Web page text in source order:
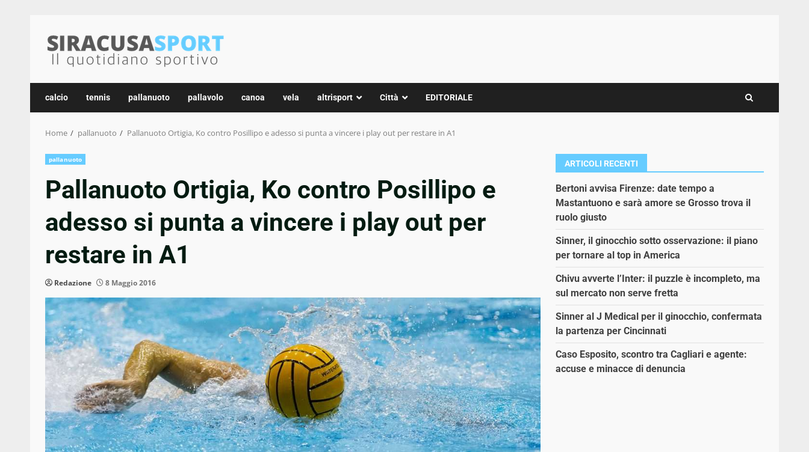
content
calcio tennis pallanuoto pallavolo canoa vela altrisport Città EDITORIALE
Home pallanuoto Pallanuoto Ortigia, Ko contro Posillipo e adesso si punta a vincere i play out per restare in A1
pallanuoto
Pallanuoto Ortigia, Ko contro Posillipo e
adesso si punta a vincere i play out per
restare in A1
Redazione 8 Maggio 2016
ARTICOLI RECENTI
Bertoni avvisa Firenze: date tempo a
Mastantuono e sarà amore se Grosso trova il
ruolo giusto
Sinner, il ginocchio sotto osservazione: il piano
per tornare al top in America
Chivu avverte l’Inter: il puzzle è incompleto, ma
sul mercato non serve fretta
Sinner al J Medical per il ginocchio, confermata
la partenza per Cincinnati
Caso Esposito, scontro tra Cagliari e agente:
accuse e minacce di denuncia